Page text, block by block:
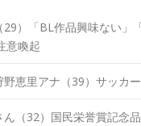
29）「BL作品興味ない」
意喚起
野恵里アナ（39）サッカ
ん（32）国民栄誉賞記念